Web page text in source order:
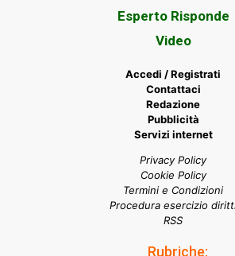
Esperto Risponde
Video
Accedi / Registrati
Contattaci
Redazione
Pubblicità
Servizi internet
Privacy Policy
Cookie Policy
Termini e Condizioni
Procedura esercizio
RSS
Rubriche: